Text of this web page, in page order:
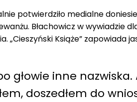
potwierdziło medialne
Błachowicz w wywiadzie
„Cieszyński Książe” zapowiada
głowie inne
doszedłem do